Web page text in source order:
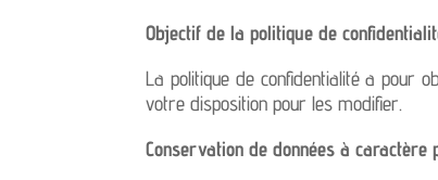
Objectif de la politique de
La politique de confidentialité a pour
votre disposition pour les modifier.
Conservation de données à caractère